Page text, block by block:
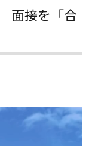
面接を「合